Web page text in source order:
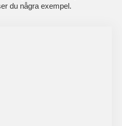
du några exempel.